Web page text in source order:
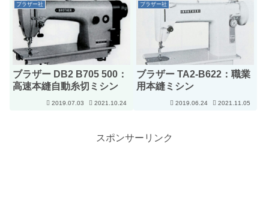
ブラザー社
ブラザー DB2 B705 500：
高速本縫自動糸切ミシン
2019.07.03 2021.10.24
ブラザー社
ブラザー TA2-B622：職業
用本縫ミシン
2019.06.24 2021.11.05
スポンサーリンク